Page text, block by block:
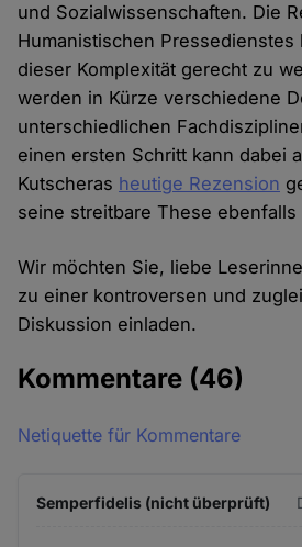
und Sozialwissenschaften. Die
Humanistischen Pressedienstes
dieser Komplexität gerecht zu
werden in Kürze verschiedene
unterschiedlichen
einen ersten Schritt kann dabei
Kutscheras heutige Rezension
seine streitbare These ebenfalls
Wir möchten Sie, liebe
zu einer kontroversen und
Diskussion einladen.
Kommentare (46)
Netiquette für Kommentare
Semperfidelis (nicht überprüft)